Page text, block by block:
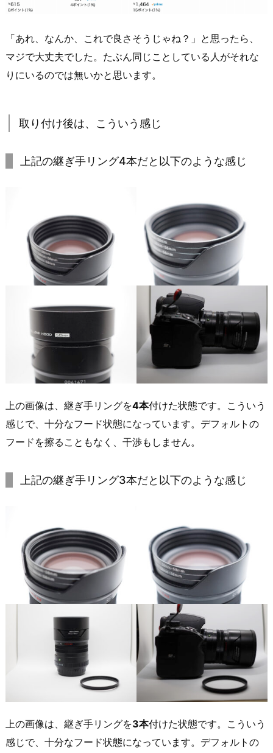
「あれ、なんか、これで良さそうじゃね？」と思ったら、
マジで大丈夫でした。たぶん同じことしている人がそれな
りにいるのでは無いかと思います。
取り付け後は、こういう感じ
上記の継ぎ手リング4本だと以下のような感じ
上の画像は、継ぎ手リングを4本付けた状態です。こういう
感じで、十分なフード状態になっています。デフォルトの
フードを擦ることもなく、干渉もしません。
上記の継ぎ手リング3本だと以下のような感じ
上の画像は、継ぎ手リングを3本付けた状態です。こういう
感じで、十分なフード状態になっています。デフォルトの